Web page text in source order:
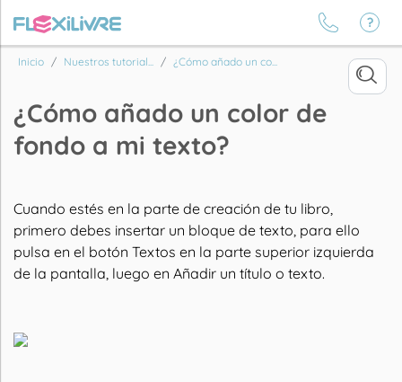
Inicio Nuestros tutorial... ¿Cómo añado un co...
¿Cómo añado un color de
fondo a mi texto?
Cuando estés en la parte de creación de tu libro,
primero debes insertar un bloque de texto, para ello
pulsa en el botón Textos en la parte superior izquierda
de la pantalla, luego en Añadir un título o texto.